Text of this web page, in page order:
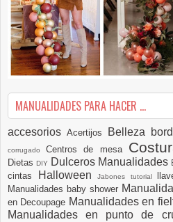
MANUALIDADES PARA HACER ...
accesoriosAcertijos Belleza
corrugadoCentros de mesa
DietasDIY Dulceros Manualidades
cintas
Halloween Jabones tutorial
Manualidades baby shower
en Decoupage Manualidades en
Manualidades en punto de